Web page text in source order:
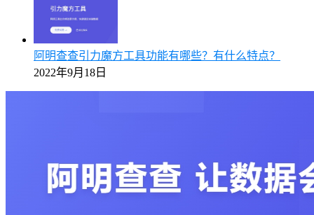
阿明查查引力魔方工具功能有哪些？有什么特点？
2022年9月18日